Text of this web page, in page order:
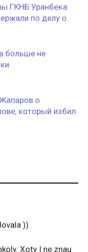
ГКНБ Уранбека
по делу о
больше не
о
который избил
))
Xoty I ne znau